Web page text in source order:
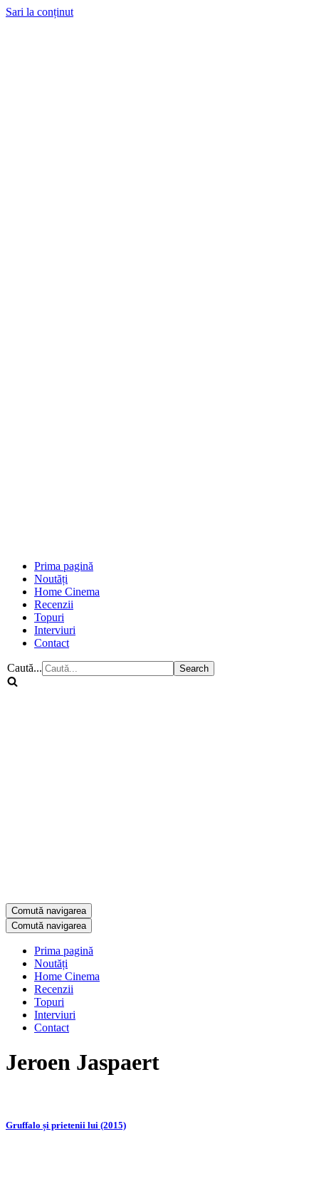
Sari la conținut
Prima pagină
Noutăți
Home Cinema
Recenzii
Topuri
Interviuri
Contact
Caută...
Comută navigarea
Comută navigarea
Prima pagină
Noutăți
Home Cinema
Recenzii
Topuri
Interviuri
Contact
Jeroen Jaspaert
Gruffalo și prietenii lui (2015)